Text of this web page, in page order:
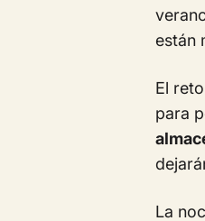
están
El
para
La